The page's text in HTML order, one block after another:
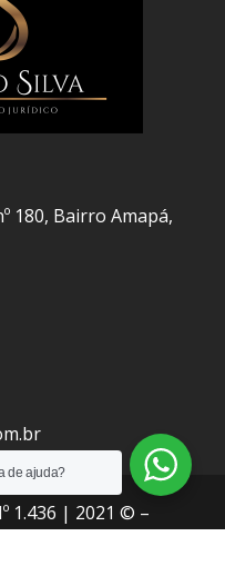
180, Bairro Amapá,
1.436 | 2021 © –
de ajuda?